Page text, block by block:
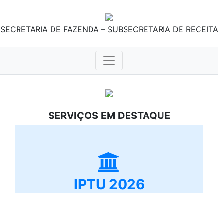
SECRETARIA DE FAZENDA – SUBSECRETARIA DE RECEITA
SERVIÇOS EM DESTAQUE
IPTU 2026